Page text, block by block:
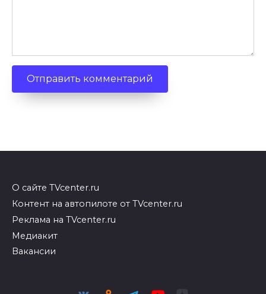
О сайте TVcenter.ru
Контент на автопилоте от TVcenter.ru
Реклама на TVcenter.ru
Медиакит
Вакансии